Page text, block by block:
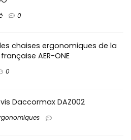
0
chaises ergonomiques de la
AER-ONE
0
Daccormax DAZ002